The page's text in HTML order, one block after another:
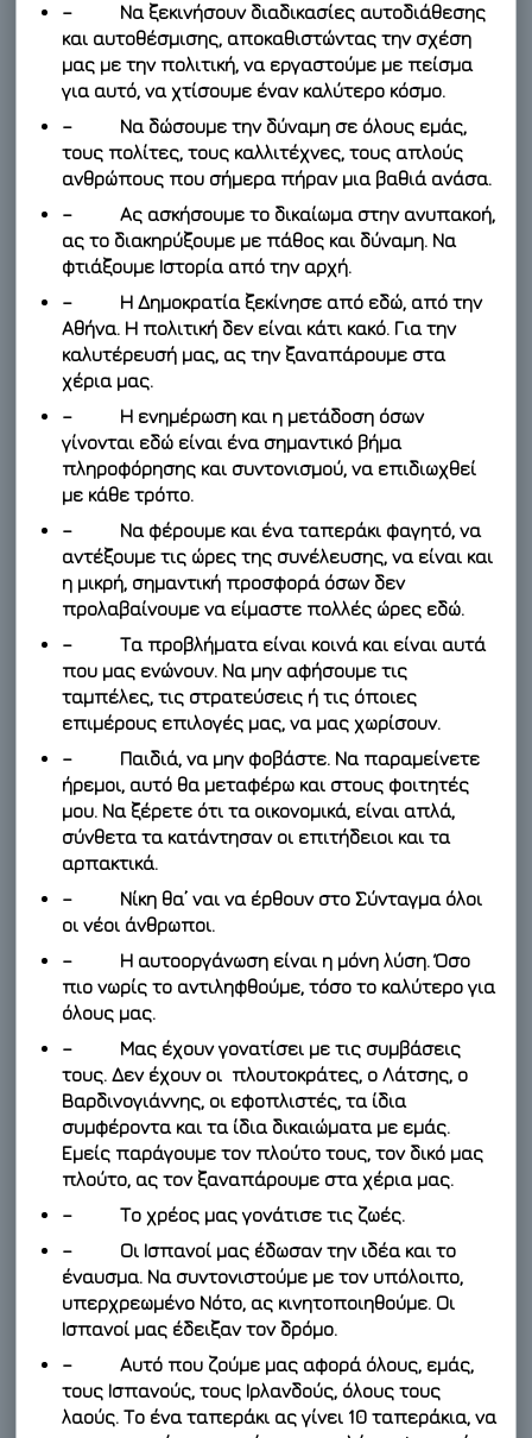
– Να ξεκινήσουν διαδικασίες αυτοδιάθεσης
και αυτοθέσμισης, αποκαθιστώντας την σχέση
μας με την πολιτική, να εργαστούμε με πείσμα
για αυτό, να χτίσουμε έναν καλύτερο κόσμο.
– Να δώσουμε την δύναμη σε όλους εμάς,
τους πολίτες, τους καλλιτέχνες, τους απλούς
ανθρώπους που σήμερα πήραν μια βαθιά ανάσα.
– Ας ασκήσουμε το δικαίωμα στην ανυπακοή,
ας το διακηρύξουμε με πάθος και δύναμη. Να
φτιάξουμε Ιστορία από την αρχή.
– Η Δημοκρατία ξεκίνησε από εδώ, από την
Αθήνα. Η πολιτική δεν είναι κάτι κακό. Για την
καλυτέρευσή μας, ας την ξαναπάρουμε στα
χέρια μας.
– Η ενημέρωση και η μετάδοση όσων
γίνονται εδώ είναι ένα σημαντικό βήμα
πληροφόρησης και συντονισμού, να επιδιωχθεί
με κάθε τρόπο.
– Να φέρουμε και ένα ταπεράκι φαγητό, να
αντέξουμε τις ώρες της συνέλευσης, να είναι και
η μικρή, σημαντική προσφορά όσων δεν
προλαβαίνουμε να είμαστε πολλές ώρες εδώ.
– Τα προβλήματα είναι κοινά και είναι αυτά
που μας ενώνουν. Να μην αφήσουμε τις
ταμπέλες, τις στρατεύσεις ή τις όποιες
επιμέρους επιλογές μας, να μας χωρίσουν.
– Παιδιά, να μην φοβάστε. Να παραμείνετε
ήρεμοι, αυτό θα μεταφέρω και στους φοιτητές
μου. Να ξέρετε ότι τα οικονομικά, είναι απλά,
σύνθετα τα κατάντησαν οι επιτήδειοι και τα
αρπακτικά.
– Νίκη θα’ ναι να έρθουν στο Σύνταγμα όλοι
οι νέοι άνθρωποι.
– Η αυτοοργάνωση είναι η μόνη λύση. Όσο
πιο νωρίς το αντιληφθούμε, τόσο το καλύτερο για
όλους μας.
– Μας έχουν γονατίσει με τις συμβάσεις
τους. Δεν έχουν οι πλουτοκράτες, ο Λάτσης, ο
Βαρδινογιάννης, οι εφοπλιστές, τα ίδια
συμφέροντα και τα ίδια δικαιώματα με εμάς.
Εμείς παράγουμε τον πλούτο τους, τον δικό μας
πλούτο, ας τον ξαναπάρουμε στα χέρια μας.
– Το χρέος μας γονάτισε τις ζωές.
– Οι Ισπανοί μας έδωσαν την ιδέα και το
έναυσμα. Να συντονιστούμε με τον υπόλοιπο,
υπερχρεωμένο Νότο, ας κινητοποιηθούμε. Οι
Ισπανοί μας έδειξαν τον δρόμο.
– Αυτό που ζούμε μας αφορά όλους, εμάς,
τους Ισπανούς, τους Ιρλανδούς, όλους τους
λαούς. Το ένα ταπεράκι ας γίνει 10 ταπεράκια, να